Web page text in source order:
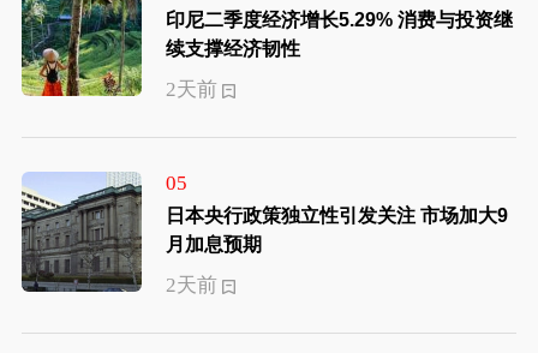
印尼二季度经济增长5.29% 消费与投资继
续支撑经济韧性
2天前
05
日本央行政策独立性引发关注 市场加大9
月加息预期
2天前